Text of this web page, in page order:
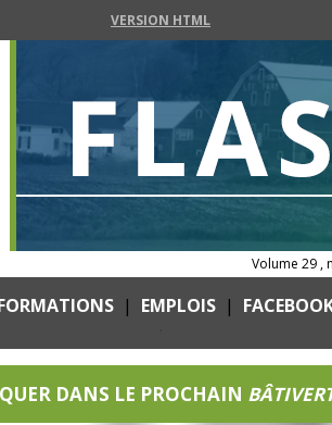
VERSION HTML
Volume 29
| EMPLOIS |
DANS LE PROCHAIN